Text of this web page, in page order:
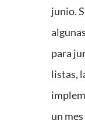
junio.
para
listas,
un